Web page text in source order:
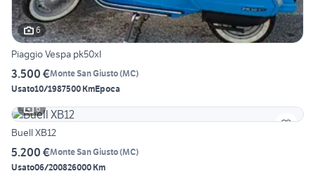
6
Piaggio Vespa pk50xl
3.500 €Monte San Giusto(MC)
Usato10/1987500 KmEpoca
6
Buell XB12
5.200 €Monte San Giusto(MC)
Usato06/200826000 Km